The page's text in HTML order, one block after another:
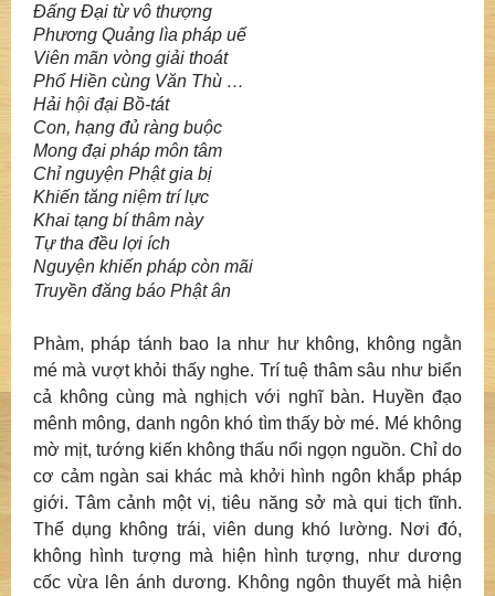
Đấng Đại từ vô thượng
Phương Quảng lìa pháp uế
Viên mãn vòng giải thoát
Phổ Hiền cùng Văn Thù …
Hải hội đại Bồ-tát
Con, hạng đủ ràng buộc
Mong đại pháp môn tâm
Chỉ nguyện Phật gia bị
Khiến tăng niệm trí lực
Khai tạng bí thâm này
Tự tha đều lợi ích
Nguyện khiến pháp còn mãi
Truyền đăng báo Phật ân
Phàm, pháp tánh bao la như hư không, không ngằn
mé mà vượt khỏi thấy nghe. Trí tuệ thâm sâu như biển
cả không cùng mà nghịch với nghĩ bàn. Huyền đạo
mênh mông, danh ngôn khó tìm thấy bờ mé. Mé không
mờ mịt, tướng kiến không thấu nổi ngọn nguồn. Chỉ do
cơ cảm ngàn sai khác mà khởi hình ngôn khắp pháp
giới. Tâm cảnh một vị, tiêu năng sở mà qui tịch tĩnh.
Thể dụng không trái, viên dung khó lường. Nơi đó,
không hình tượng mà hiện hình tượng, như dương
cốc vừa lên ánh dương. Không ngôn thuyết mà hiện